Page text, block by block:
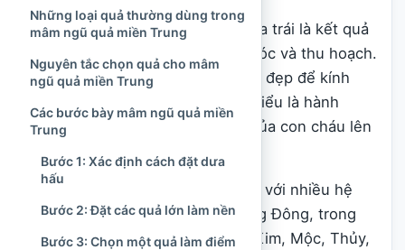
Trong đời sống truyền thống, hoa trái là kết quả
của quá trình gieo trồng, chăm sóc và thu hoạch.
Việc lựa chọn những trái cây tươi đẹp để kính
dâng tổ tiên vì thế có thể được hiểu là hành
động dâng thành quả lao động của con cháu lên
Con số năm thường được liên hệ với nhiều hệ
biểu tượng trong văn hóa phương Đông, trong
đó phổ biến nhất là năm yếu tố Kim, Mộc, Thủy,
Những loại quả thường dùng trong
mâm ngũ quả miền Trung
Nguyên tắc chọn quả cho mâm
ngũ quả miền Trung
Các bước bày mâm ngũ quả miền
Trung
Bước 1: Xác định cách đặt dưa
hấu
Bước 2: Đặt các quả lớn làm nền
Bước 3: Chọn một quả làm điểm